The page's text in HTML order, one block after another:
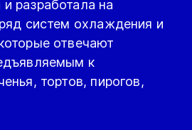
разработала на
систем охлаждения и
отвечают
к
тортов, пирогов,